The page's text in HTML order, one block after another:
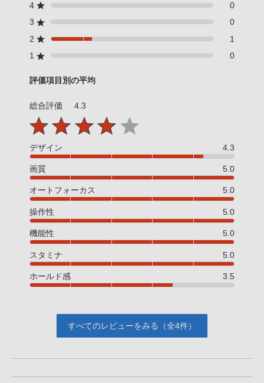
4
0
3
0
2
1
1
0
評価項目別の平均
総合評価 4.3
デザイン 4.3
画質 5.0
オートフォーカス 5.0
操作性 5.0
機能性 5.0
スタミナ 5.0
ホールド感 3.5
すべてのレビューをみる（全4件）